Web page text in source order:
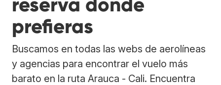
prefieras
Buscamos en todas las webs de aerolíneas
y agencias para encontrar el vuelo más
barato en la ruta Arauca - Cali. Encuentra